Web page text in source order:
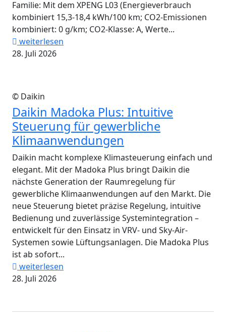
Familie: Mit dem XPENG L03 (Energieverbrauch
kombiniert 15,3-18,4 kWh/100 km; CO2-Emissionen
kombiniert: 0 g/km; CO2-Klasse: A, Werte...
weiterlesen
28. Juli 2026
© Daikin
Daikin Madoka Plus: Intuitive
Steuerung für gewerbliche
Klimaanwendungen
Daikin macht komplexe Klimasteuerung einfach und
elegant. Mit der Madoka Plus bringt Daikin die
nächste Generation der Raumregelung für
gewerbliche Klimaanwendungen auf den Markt. Die
neue Steuerung bietet präzise Regelung, intuitive
Bedienung und zuverlässige Systemintegration –
entwickelt für den Einsatz in VRV- und Sky-Air-
Systemen sowie Lüftungsanlagen. Die Madoka Plus
ist ab sofort...
weiterlesen
28. Juli 2026